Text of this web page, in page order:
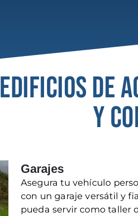
EDIFICIOS DE
Y
Garajes
Asegura tu vehículo
con un garaje versátil y
pueda servir como taller